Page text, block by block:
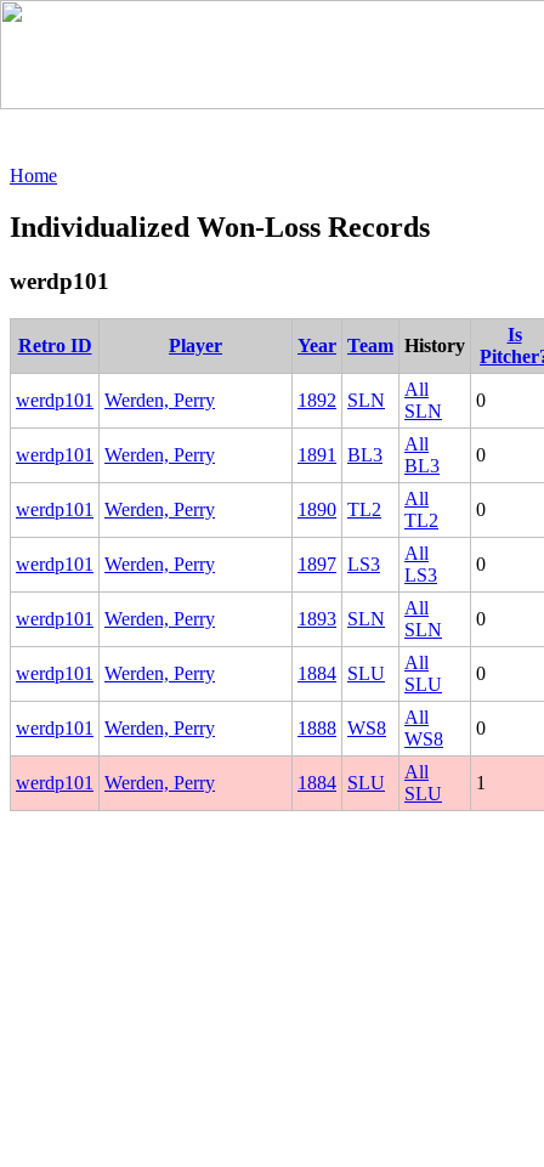
Home
Individualized Won-Loss Records
werdp101
Retro ID Player Year Team History
Is
werdp101 Werden, Perry 1892 SLN
All
SLN
0
werdp101 Werden, Perry 1891 BL3
All
BL3
0
werdp101 Werden, Perry 1890 TL2
All
TL2
0
werdp101 Werden, Perry 1897 LS3
All
LS3
0
werdp101 Werden, Perry 1893 SLN
All
SLN
0
werdp101 Werden, Perry 1884 SLU
All
SLU
0
werdp101 Werden, Perry 1888 WS8
All
WS8
0
werdp101 Werden, Perry 1884 SLU
All
SLU
1